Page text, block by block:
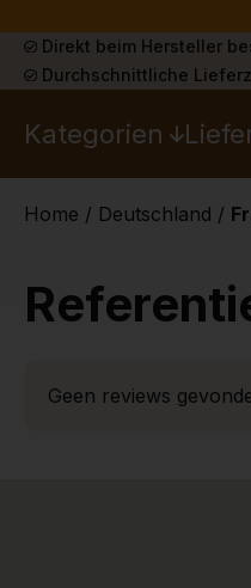
Direkt beim Hersteller
Durchschnittliche
Kategorien
Home / Deutschland /
Geen reviews